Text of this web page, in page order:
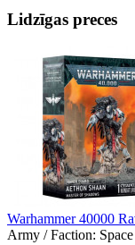
Lidzīgas preces
Warhammer 40000
Army / Faction: